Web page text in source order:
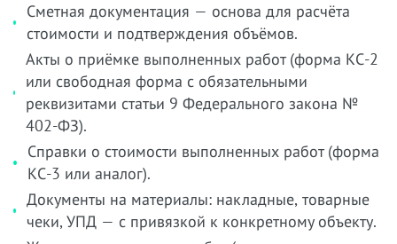
Сметная документация — основа для расчёта
стоимости и подтверждения объёмов.
Акты о приёмке выполненных работ (форма КС-2
или свободная форма с обязательными
реквизитами статьи 9 Федерального закона №
402-ФЗ).
Справки о стоимости выполненных работ (форма
КС-3 или аналог).
Документы на материалы: накладные, товарные
чеки, УПД — с привязкой к конкретному объекту.